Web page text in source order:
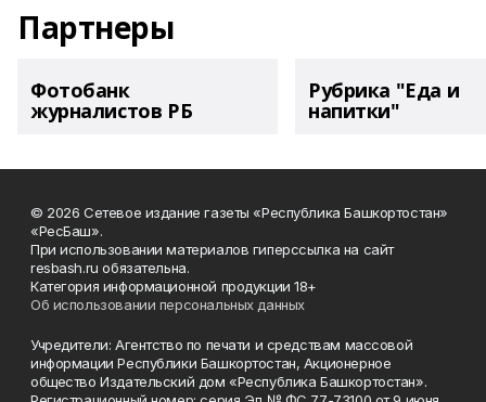
Партнеры
Фотобанк
журналистов РБ
Рубрика "Еда и
напитки"
© 2026 Сетевое издание газеты «Республика Башкортостан»
«РесБаш».
При использовании материалов гиперссылка на сайт
resbash.ru обязательна.
Категория информационной продукции 18+
Об использовании персональных данных
Учредители: Агентство по печати и средствам массовой
информации Республики Башкортостан, Акционерное
общество Издательский дом «Республика Башкортостан».